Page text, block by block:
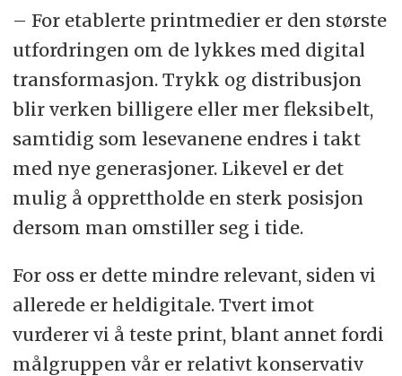
– For etablerte printmedier er den største
utfordringen om de lykkes med digital
transformasjon. Trykk og distribusjon
blir verken billigere eller mer fleksibelt,
samtidig som lesevanene endres i takt
med nye generasjoner. Likevel er det
mulig å opprettholde en sterk posisjon
dersom man omstiller seg i tide.
For oss er dette mindre relevant, siden vi
allerede er heldigitale. Tvert imot
vurderer vi å teste print, blant annet fordi
målgruppen vår er relativt konservativ